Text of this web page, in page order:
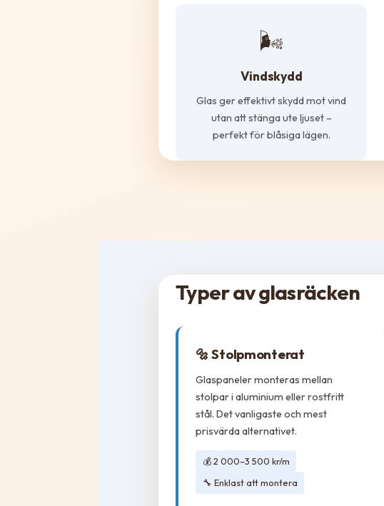
🌬️
Vindskydd
Glas ger effektivt skydd mot vind
utan att stänga ute ljuset –
perfekt för blåsiga lägen.
Typer av glasräcken
🔩 Stolpmonterat
Glaspaneler monteras mellan
stolpar i aluminium eller rostfritt
stål. Det vanligaste och mest
prisvärda alternativet.
💰 2 000–3 500 kr/m
🔧 Enklast att montera